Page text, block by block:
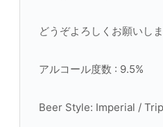
どうぞよろしくお願いしま
アルコール度数 : 9.5%
Beer Style: Imperial /